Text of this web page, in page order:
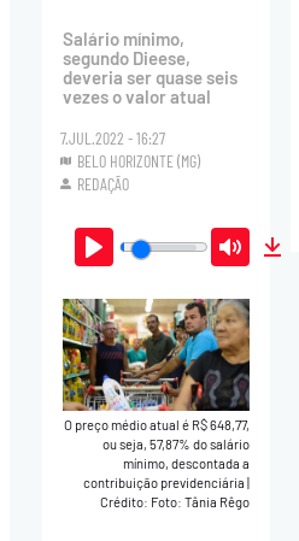
Salário mínimo,
segundo Dieese,
deveria ser quase seis
vezes o valor atual
7.JUL.2022 - 16:27
BELO HORIZONTE (MG)
REDAÇÃO
Play Mute
O preço médio atual é R$ 648,77,
ou seja, 57,87% do salário
mínimo, descontada a
contribuição previdenciária|
Crédito: Foto: Tânia Rêgo